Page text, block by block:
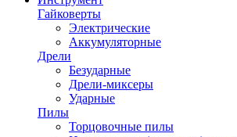
Гайковерты
Электрические
Аккумуляторные
Дрели
Безударные
Дрели-миксеры
Ударные
Пилы
Торцовочные пилы